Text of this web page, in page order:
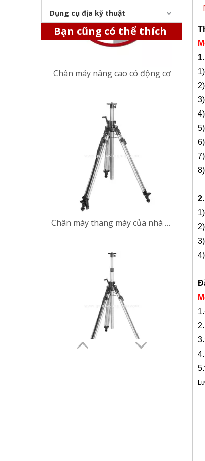
Dụng cụ địa kỹ thuật
Bạn cũng có thể thích
Chân máy nâng cao có động cơ
1)
5)
8
3
4
1.
2.
3.
5.